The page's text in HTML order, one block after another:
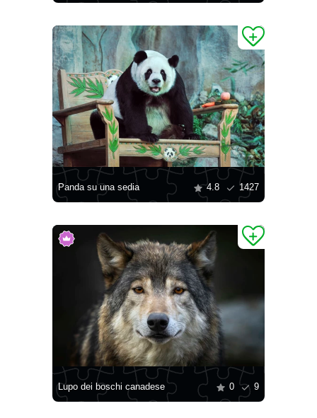
Panda su una sedia 4.8 1427
Lupo dei boschi canadese 0 9